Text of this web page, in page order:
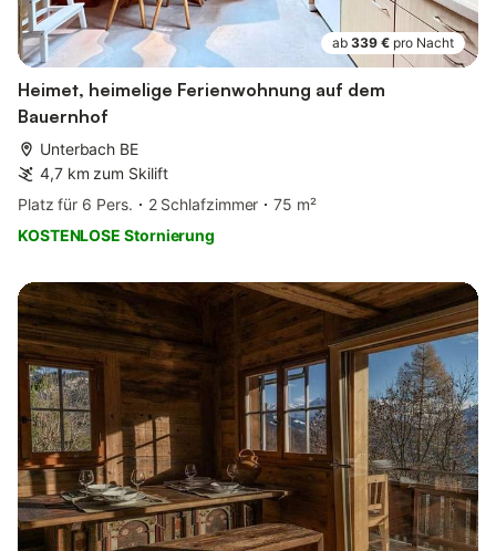
ab 339 € pro Nacht
Heimet, heimelige Ferienwohnung auf dem
Bauernhof
Unterbach BE
4,7 km zum Skilift
Platz für 6 Pers.
2 Schlafzimmer
75 m²
KOSTENLOSE Stornierung